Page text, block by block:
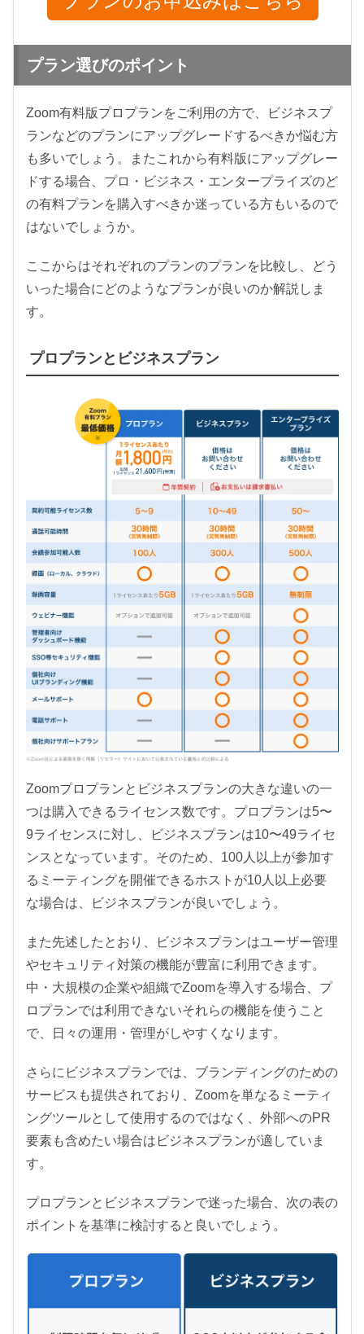
プラン選びのポイント
Zoom有料版プロプランをご利用の方で、ビジネスプ
ランなどのプランにアップグレードするべきか悩む方
も多いでしょう。またこれから有料版にアップグレー
ドする場合、プロ・ビジネス・エンタープライズのど
の有料プランを購入すべきか迷っている方もいるので
はないでしょうか。
ここからはそれぞれのプランのプランを比較し、どう
いった場合にどのようなプランが良いのか解説しま
す。
プロプランとビジネスプラン
Zoomプロプランとビジネスプランの大きな違いの一
つは購入できるライセンス数です。プロプランは5〜
9ライセンスに対し、ビジネスプランは10〜49ライセ
ンスとなっています。そのため、100人以上が参加す
るミーティングを開催できるホストが10人以上必要
な場合は、ビジネスプランが良いでしょう。
また先述したとおり、ビジネスプランはユーザー管理
やセキュリティ対策の機能が豊富に利用できます。
中・大規模の企業や組織でZoomを導入する場合、プ
ロプランでは利用できないそれらの機能を使うこと
で、日々の運用・管理がしやすくなります。
さらにビジネスプランでは、ブランディングのための
サービスも提供されており、Zoomを単なるミーティ
ングツールとして使用するのではなく、外部へのPR
要素も含めたい場合はビジネスプランが適していま
す。
プロプランとビジネスプランで迷った場合、次の表の
ポイントを基準に検討すると良いでしょう。